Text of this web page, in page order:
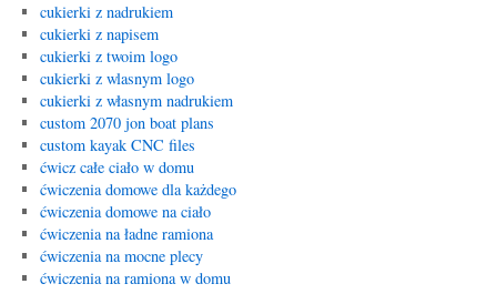
cukierki z nadrukiem
cukierki z napisem
cukierki z twoim logo
cukierki z wlasnym logo
cukierki z własnym nadrukiem
custom 2070 jon boat plans
custom kayak CNC files
ćwicz całe ciało w domu
ćwiczenia domowe dla każdego
ćwiczenia domowe na ciało
ćwiczenia na ładne ramiona
ćwiczenia na mocne plecy
ćwiczenia na ramiona w domu